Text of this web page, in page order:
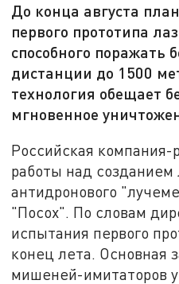
До конца августа
первого прототипа
способного поражать
дистанции до 1500
технология обещает
мгновенное
Российская компания-
работы над созданием
антидронового
"Посох". По словам
испытания первого
конец лета. Основная
мишеней-имитаторов